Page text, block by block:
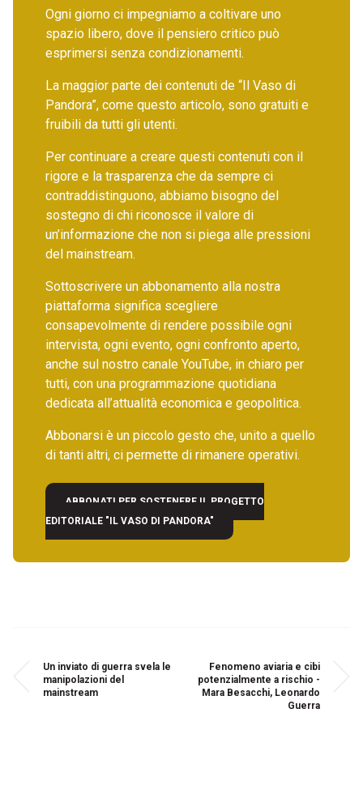
Ogni giorno ci impegniamo a coltivare uno
spazio libero, dove il pensiero critico può
esprimersi senza condizionamenti.
La maggior parte dei contenuti de “Il Vaso di
Pandora”, come questo articolo, sono gratuiti e
fruibili da tutti gli utenti.
Per continuare a creare questi contenuti con il
rigore e la trasparenza che da sempre ci
contraddistinguono, abbiamo bisogno del
sostegno di chi riconosce il valore di
un’informazione che non si piega alle pressioni
del mainstream.
Sottoscrivere un abbonamento alla nostra
piattaforma significa scegliere
consapevolmente di rendere possibile ogni
intervista, ogni evento, ogni confronto aperto,
anche sul nostro canale YouTube, in chiaro per
tutti, con una programmazione quotidiana
dedicata all’attualità economica e geopolitica.
Abbonarsi è un piccolo gesto che, unito a quello
di tanti altri, ci permette di rimanere operativi.
ABBONATI PER SOSTENERE IL PROGETTO
EDITORIALE "IL VASO DI PANDORA"
Un inviato di guerra svela le
manipolazioni del
mainstream
Fenomeno aviaria e cibi
potenzialmente a rischio -
Mara Besacchi, Leonardo
Guerra